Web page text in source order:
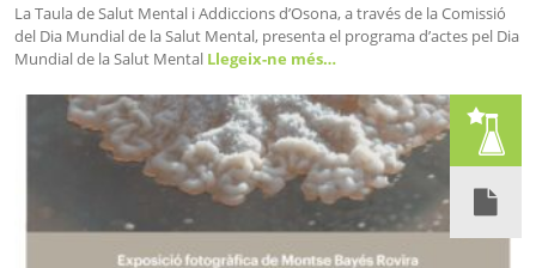
La Taula de Salut Mental i Addiccions d’Osona, a través de la Comissió
del Dia Mundial de la Salut Mental, presenta el programa d’actes pel Dia
Mundial de la Salut Mental Llegeix-ne més…